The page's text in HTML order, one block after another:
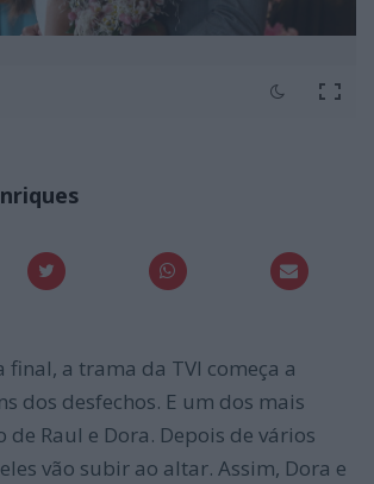
final, a trama da TVI começa a
dos desfechos. E um dos mais
de Raul e Dora. Depois de vários
vão subir ao altar. Assim, Dora e